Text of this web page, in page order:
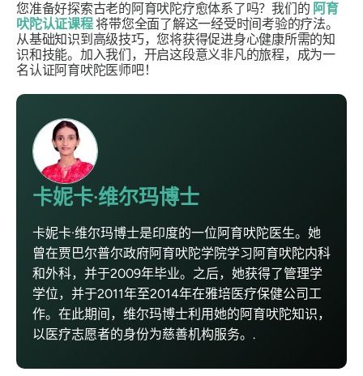
您准备好探索古老的阿育吠陀疗愈体系了吗？我们的 阿育
吠陀认证课程将带您全面了解这一经受时间考验的疗法。
从基础知识到高级技巧，您将获得促进身心健康所需的知
识和技能。加入我们，开启这段意义非凡的旅程，成为一
名认证阿育吠陀医师吧！
卡妮卡·维尔玛博士
卡妮卡·维尔玛博士是印度的一位阿育吠陀医生。她
曾在贾巴尔普尔政府阿育吠陀学院学习阿育吠陀内科
和外科，并于2009年毕业。之后，她获得了管理学
学位，并于2011年至2014年在雅培医疗保健公司工
作。在此期间，维尔玛博士利用她的阿育吠陀知识，
以医疗志愿者的身份为慈善机构服务。.